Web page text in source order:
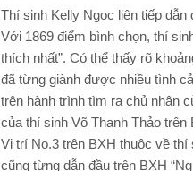
Thí sinh Kelly Ngọc liên tiếp dẫn
Với 1869 điểm bình chọn, thí
thích nhất”. Có thể thấy rõ
đã từng giành được nhiều tình
trên hành trình tìm ra chủ nhân
của thí sinh Võ Thanh Thảo trên
Vị trí No.3 trên BXH thuộc về
cũng từng dẫn đầu trên BXH